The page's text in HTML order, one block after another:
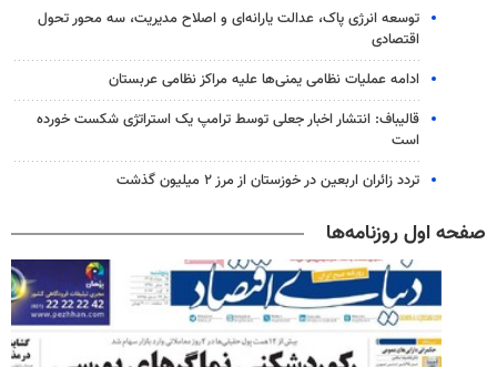
توسعه انرژی پاک، عدالت یارانه‌ای و اصلاح مدیریت، سه محور تحول
اقتصادی
ادامه عملیات نظامی یمنی‌ها علیه مراکز نظامی عربستان
قالیباف: انتشار اخبار جعلی توسط ترامپ یک استراتژی شکست خورده
است
تردد زائران اربعین در خوزستان از مرز ۲ میلیون گذشت
صفحه اول روزنامه‌ها